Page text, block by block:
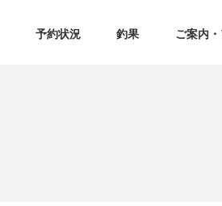
予約状況 釣果 ご案内